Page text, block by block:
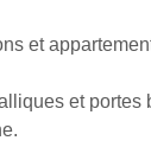
et
et portes